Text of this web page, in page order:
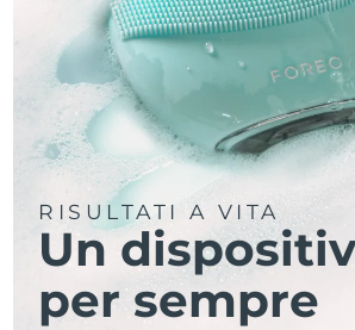
RISULTATI A VITA
Un
per sempre